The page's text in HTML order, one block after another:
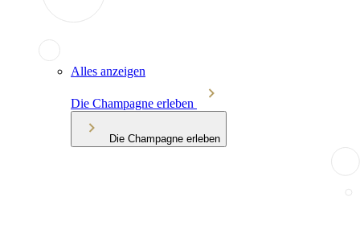
Alles anzeigen
Die Champagne erleben
Die Champagne erleben